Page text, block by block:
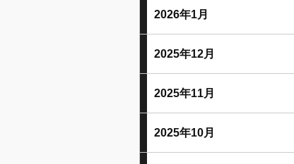
2026年1月
2025年12月
2025年11月
2025年10月